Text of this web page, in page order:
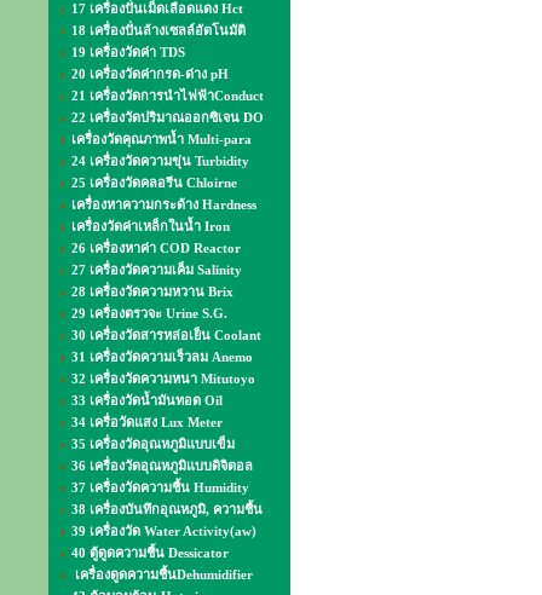
17 เครื่องปั่นเม็ดเลือดแดง Hct
18 เครื่องปั่นล้างเซลล์อัตโนมัติ
19 เครื่องวัดค่า TDS
20 เครื่องวัดค่ากรด-ด่าง pH
21 เครื่องวัดการนำไฟฟ้าConduct
22 เครื่องวัดปริมาณออกซิเจน DO
เครื่องวัดคุณภาพน้ำ Multi-para
24 เครื่องวัดความขุ่น Turbidity
25 เครื่องวัดคลอรีน Chloirne
เครื่องหาความกระด้าง Hardness
เครื่องวัดค่าเหล็กในน้ำ Iron
26 เครื่องหาค่า COD Reactor
27 เครื่องวัดความเค็ม Salinity
28 เครื่องวัดความหวาน Brix
29 เครื่องตรวจะ Urine S.G.
30 เครื่องวัดสารหล่อเย็น Coolant
31 เครื่องวัดความเร็วลม Anemo
32 เครื่องวัดความหนา Mitutoyo
33 เครื่องวัดน้ำมันทอด Oil
34 เครื่อวัดแสง Lux Meter
35 เครื่องวัดอุณหภูมิแบบเข็ม
36 เครื่องวัดอุณหภูมิแบบดิจิตอล
37 เครื่องวัดความชื้น Humidity
38 เครื่องบันทึกอุณหภูมิ, ความชื้น
39 เครื่องวัด Water Activity(aw)
40 ตู้ดูดความชื้น Dessicator
เครื่องดูดความชื้นDehumidifier